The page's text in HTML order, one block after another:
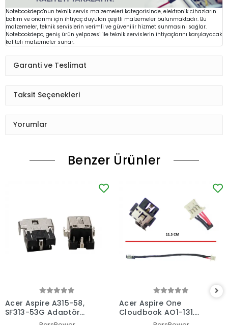
Notebookdepo'nun teknik servis malzemeleri kategorisinde, elektronik cihazların
bakım ve onarımı için ihtiyaç duyulan çeşitli malzemeler bulunmaktadır. Bu
malzemeler, teknik servislerin verimli ve güvenilir hizmet sunmasını sağlar.
Notebookdepo, geniş ürün yelpazesi ile teknik servislerin ihtiyaçlarını karşılayacak
kaliteli malzemeler sunar.
Garanti ve Teslimat
Taksit Seçenekleri
Yorumlar
Benzer Ürünler
Acer Aspire A315-58,
SF313-53G Adaptör
Şarj Soketi - Dc Power
Acer Aspire One
Cloudbook AO1-131,
AO1-131M Adaptör Şarj